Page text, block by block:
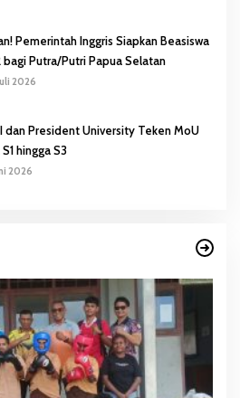
Pemerintah Inggris Siapkan Beasiswa
S1 dan S2 bagi Putra/Putri Papua Selatan
2026
dan President University Teken MoU
hingga S3
2026